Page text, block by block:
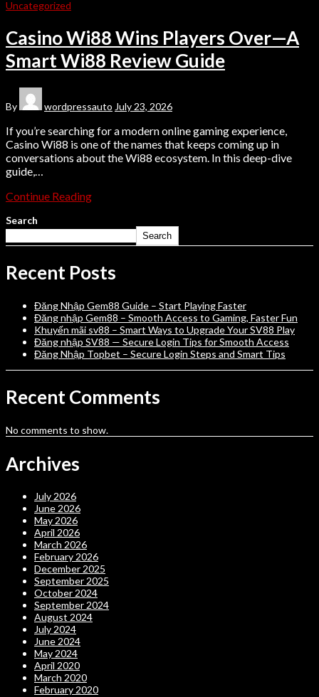
Uncategorized
Casino Wi88 Wins Players Over—A
Smart Wi88 Review Guide
By wordpressauto July 23, 2026
If you’re searching for a modern online gaming experience,
Casino Wi88 is one of the names that keeps coming up in
conversations about the Wi88 ecosystem. In this deep-dive
guide,…
Continue Reading
Search
Search
Recent Posts
Đăng Nhập Gem88 Guide – Start Playing Faster
Đăng nhập Gem88 – Smooth Access to Gaming, Faster Fun
Khuyến mãi sv88 – Smart Ways to Upgrade Your SV88 Play
Đăng nhập SV88 — Secure Login Tips for Smooth Access
Đăng Nhập Topbet – Secure Login Steps and Smart Tips
Recent Comments
No comments to show.
Archives
July 2026
June 2026
May 2026
April 2026
March 2026
February 2026
December 2025
September 2025
October 2024
September 2024
August 2024
July 2024
June 2024
May 2024
April 2020
March 2020
February 2020